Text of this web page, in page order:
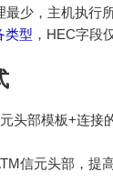
最少，主机执行
类型 ，HEC字段
头部模板+连接
信元头部，提